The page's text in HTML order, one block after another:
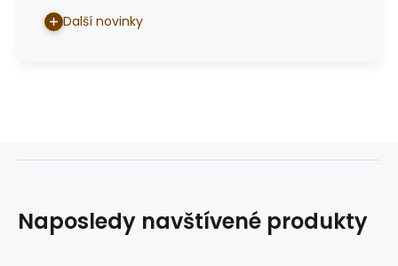
Další novinky
Naposledy navštívené produkty